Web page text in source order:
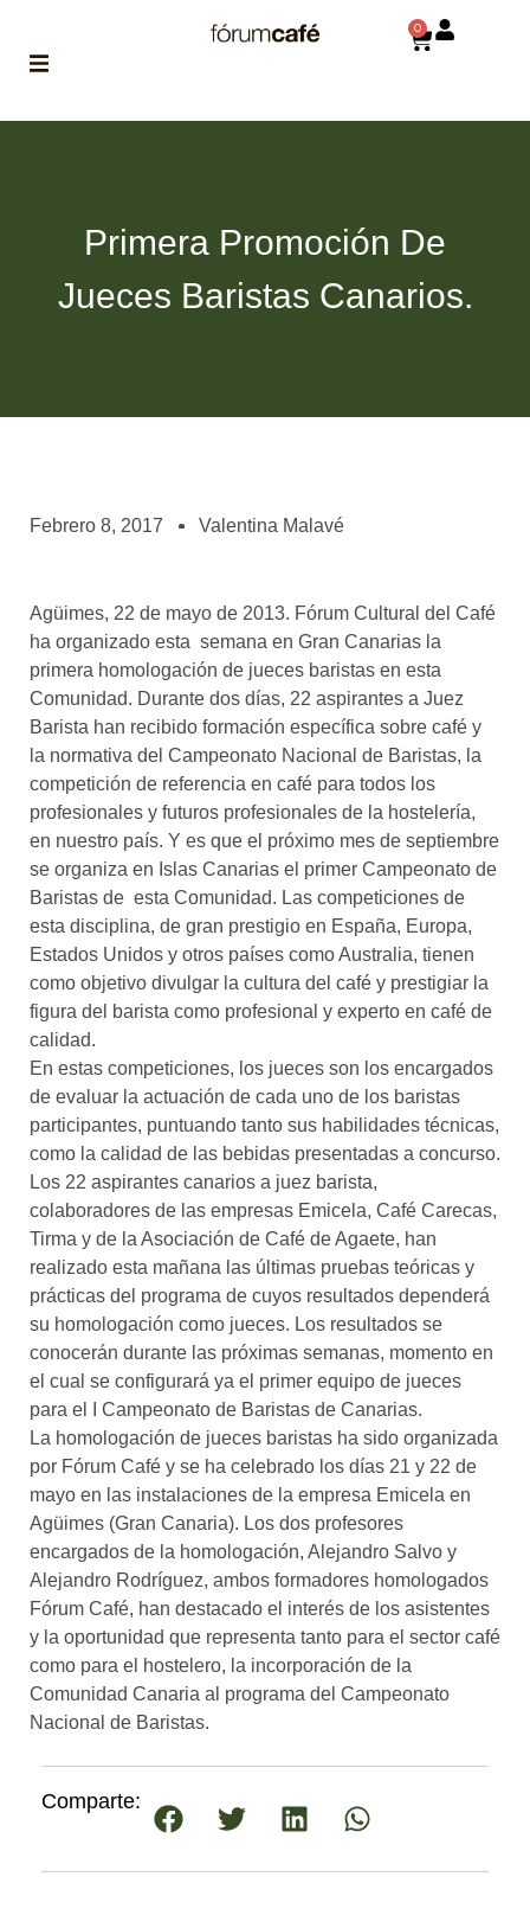
de fórum
asociados
el café siempre tiene
algo nuevo que
enseñarnos
BOLSA DE TRABAJO
¡te imaginas vivir de tu pasión
por el café?
CONTACTO
¡queremos saber
0
Primera Promoción De
Jueces Baristas Canarios.
Febrero 8, 2017 Valentina Malavé
Agüimes, 22 de mayo de 2013. Fórum Cultural del Café
ha organizado esta semana en Gran Canarias la
primera homologación de jueces baristas en esta
Comunidad. Durante dos días, 22 aspirantes a Juez
Barista han recibido formación específica sobre café y
la normativa del Campeonato Nacional de Baristas, la
competición de referencia en café para todos los
profesionales y futuros profesionales de la hostelería,
en nuestro país. Y es que el próximo mes de septiembre
se organiza en Islas Canarias el primer Campeonato de
Baristas de esta Comunidad. Las competiciones de
esta disciplina, de gran prestigio en España, Europa,
Estados Unidos y otros países como Australia, tienen
como objetivo divulgar la cultura del café y prestigiar la
figura del barista como profesional y experto en café de
calidad.
En estas competiciones, los jueces son los encargados
de evaluar la actuación de cada uno de los baristas
participantes, puntuando tanto sus habilidades técnicas,
como la calidad de las bebidas presentadas a concurso.
Los 22 aspirantes canarios a juez barista,
colaboradores de las empresas Emicela, Café Carecas,
Tirma y de la Asociación de Café de Agaete, han
realizado esta mañana las últimas pruebas teóricas y
prácticas del programa de cuyos resultados dependerá
su homologación como jueces. Los resultados se
conocerán durante las próximas semanas, momento en
el cual se configurará ya el primer equipo de jueces
para el I Campeonato de Baristas de Canarias.
La homologación de jueces baristas ha sido organizada
por Fórum Café y se ha celebrado los días 21 y 22 de
mayo en las instalaciones de la empresa Emicela en
Agüimes (Gran Canaria). Los dos profesores
encargados de la homologación, Alejandro Salvo y
Alejandro Rodríguez, ambos formadores homologados
Fórum Café, han destacado el interés de los asistentes
y la oportunidad que representa tanto para el sector café
como para el hostelero, la incorporación de la
Comunidad Canaria al programa del Campeonato
Nacional de Baristas.
Comparte: